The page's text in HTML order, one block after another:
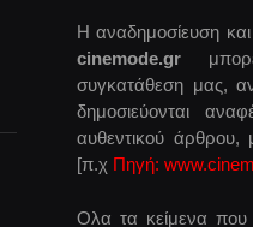
Η αναδημοσίευση
cinemode.gr
συγκατάθεση μας,
δημοσιεύονται
αυθεντικού
[π.χ Πηγή:
Ολα τα κείμενα που